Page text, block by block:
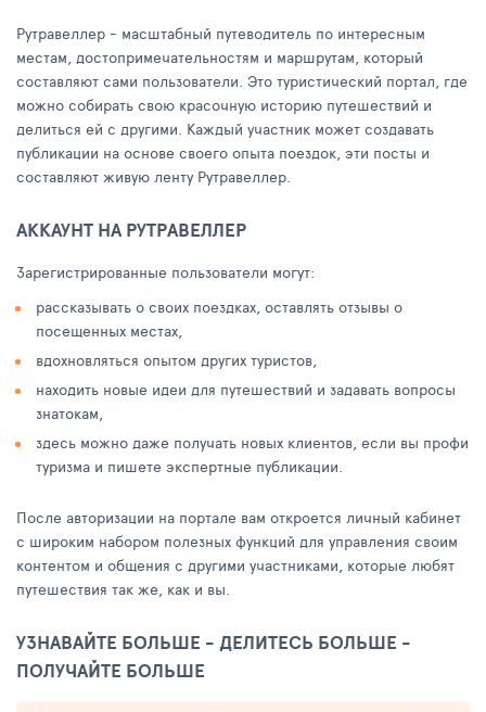
Рутравеллер - масштабный путеводитель по интересным
местам, достопримечательностям и маршрутам, который
составляют сами пользователи. Это туристический портал, где
можно собирать свою красочную историю путешествий и
делиться ей с другими. Каждый участник может создавать
публикации на основе своего опыта поездок, эти посты и
составляют живую ленту Рутравеллер.
АККАУНТ НА РУТРАВЕЛЛЕР
Зарегистрированные пользователи могут:
рассказывать о своих поездках, оставлять отзывы о
посещенных местах,
вдохновляться опытом других туристов,
находить новые идеи для путешествий и задавать вопросы
знатокам,
здесь можно даже получать новых клиентов, если вы профи
туризма и пишете экспертные публикации.
После авторизации на портале вам откроется личный кабинет
с широким набором полезных функций для управления своим
контентом и общения с другими участниками, которые любят
путешествия так же, как и вы.
УЗНАВАЙТЕ БОЛЬШЕ - ДЕЛИТЕСЬ БОЛЬШЕ -
ПОЛУЧАЙТЕ БОЛЬШЕ